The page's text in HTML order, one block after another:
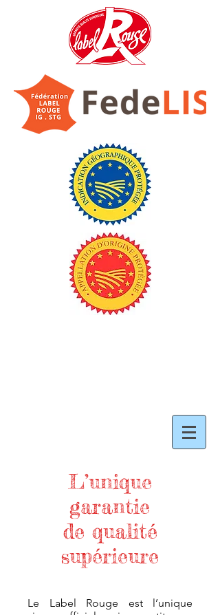
L’unique
garantie
de qualité
supérieure
Le Label Rouge est l’unique